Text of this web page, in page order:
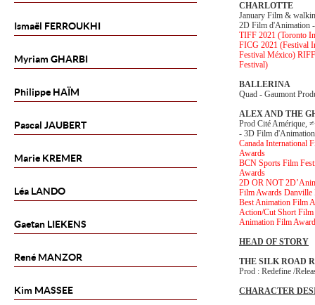
Ismaël FERROUKHI
Myriam GHARBI
Philippe HAÏM
Pascal JAUBERT
Marie KREMER
Léa LANDO
Gaetan LIEKENS
René MANZOR
Kim MASSEE
CHARLOTTE
January Film &
2D Film d'Animation
TIFF 2021 (Toronto
FICG 2021 (Festival
Festival México)
Festival)
BALLERINA
Quad - Gaumont
ALEX AND THE
Prod Cité Amérique,
- 3D Film
Canada International
Awards
BCN Sports Film
Awards
2D OR NOT
Film Awards Danville
Best Animation Film
Action/Cut Short Film
Animation Film
HEAD OF STORY
THE SILK ROAD
Prod : Redefine /
CHARACTER